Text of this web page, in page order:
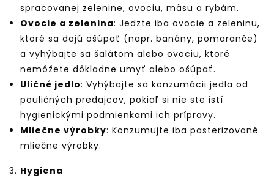
spracovanej zelenine, ovociu, mäsu a rybám.
Ovocie a zelenina: Jedzte iba ovocie a zeleninu,
ktoré sa dajú ošúpať (napr. banány, pomaranče)
a vyhýbajte sa šalátom alebo ovociu, ktoré
nemôžete dôkladne umyť alebo ošúpať.
Uličné jedlo: Vyhýbajte sa konzumácii jedla od
pouličných predajcov, pokiaľ si nie ste istí
hygienickými podmienkami ich prípravy.
Mliečne výrobky: Konzumujte iba pasterizované
mliečne výrobky.
Hygiena